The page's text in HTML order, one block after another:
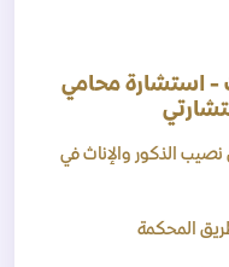
- استشارة محامي
نصيب الذكور والإناث في
المحكمة